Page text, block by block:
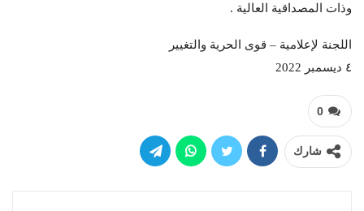
وذات المصداقية العالية .
اللجنة لإعلامية – قوى الحرية والتغيير
٤ ديسمبر 2022
0
شارك